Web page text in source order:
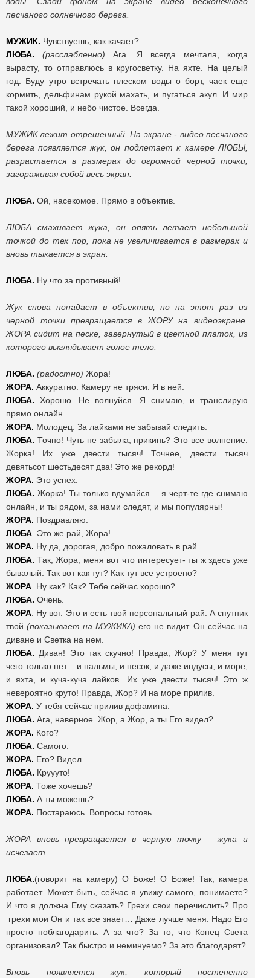
песчаного солнечного берега.
МУЖИК. Чувствуешь, как качает?
ЛЮБА. (расслабленно) Ага. Я всегда мечтала, когда
вырасту, то отправлюсь в кругосветку. На яхте. На целый
год. Буду утро встречать плеском воды о борт, чаек еще
кормить, дельфинам рукой махать, и пугаться акул. И мир
такой хороший, и небо чистое. Всегда.
МУЖИК лежит отрешенный. На экране - видео песчаного
берега появляется жук, он подлетает к камере ЛЮБЫ,
разрастается в размерах до огромной черной точки,
загораживая собой весь экран.
ЛЮБА. Ой, насекомое. Прямо в объектив.
ЛЮБА смахивает жука, он опять летает небольшой
точкой до тех пор, пока не увеличивается в размерах и
вновь тыкается в экран.
ЛЮБА. Ну что за противный!
Жук снова попадает в объектив, но на этот раз из
черной точки превращается в ЖОРУ на видеоэкране.
ЖОРА сидит на песке, завернутый в цветной платок, из
которого выглядывает голое тело.
ЛЮБА. (радостно) Жора!
ЖОРА. Аккуратно. Камеру не тряси. Я в ней.
ЛЮБА. Хорошо. Не волнуйся. Я снимаю, и транслирую
прямо онлайн.
ЖОРА. Молодец. За лайками не забывай следить.
ЛЮБА. Точно! Чуть не забыла, прикинь? Это все волнение.
Жорка! Их уже двести тысяч! Точнее, двести тысяч
девятьсот шестьдесят два! Это же рекорд!
ЖОРА. Это успех.
ЛЮБА. Жорка! Ты только вдумайся – я черт-те где снимаю
онлайн, и ты рядом, за нами следят, и мы популярны!
ЖОРА. Поздравляю.
ЛЮБА . Это же рай, Жора!
ЖОРА. Ну да, дорогая, добро пожаловать в рай.
ЛЮБА. Так, Жора, меня вот что интересует- ты ж здесь уже
бывалый. Так вот как тут? Как тут все устроено?
ЖОРА . Ну как? Как? Тебе сейчас хорошо?
ЛЮБА. Очень.
ЖОРА . Ну вот. Это и есть твой персональный рай. А спутник
твой (показывает на МУЖИКА) его не видит. Он сейчас на
диване и Светка на нем.
ЛЮБА. Диван! Это так скучно! Правда, Жор? У меня тут
чего только нет – и пальмы, и песок, и даже индусы, и море,
и яхта, и куча-куча лайков. Их уже двести тысяч! Это ж
невероятно круто! Правда, Жор? И на море прилив.
ЖОРА. У тебя сейчас прилив дофамина.
ЛЮБА. Ага, наверное. Жор, а Жор, а ты Его видел?
ЖОРА. Кого?
ЛЮБА. Самого.
ЖОРА. Его? Видел.
ЛЮБА. Круууто!
ЖОРА. Тоже хочешь?
ЛЮБА. А ты можешь?
ЖОРА. Постараюсь. Вопросы готовь.
ЖОРА вновь превращается в черную точку – жука и
исчезает.
ЛЮБА.(говорит на камеру) О Боже! О Боже! Так, камера
работает. Может быть, сейчас я увижу самого, понимаете?
И что я должна Ему сказать? Грехи свои перечислить? Про
грехи мои Он и так все знает… Даже лучше меня. Надо Его
просто поблагодарить. А за что? За то, что Конец Света
организовал? Так быстро и неминуемо? За это благодарят?
Вновь появляется жук, который постепенно